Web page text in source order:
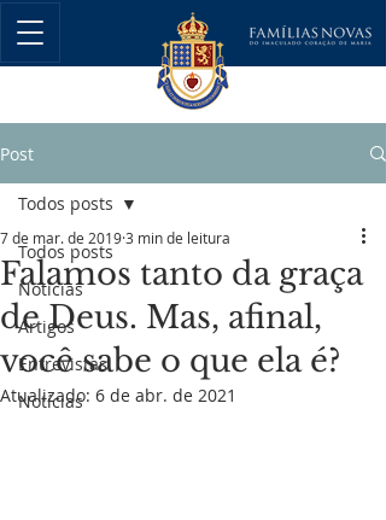
Post
Todos posts
Notícias
Artigos
Entrevistas
Notícias
Todos posts
Falamos tanto da graça
de Deus. Mas, afinal,
você sabe o que ela é?
7 de mar. de 20193 min de leitura
Atualizado: 6 de abr. de 2021